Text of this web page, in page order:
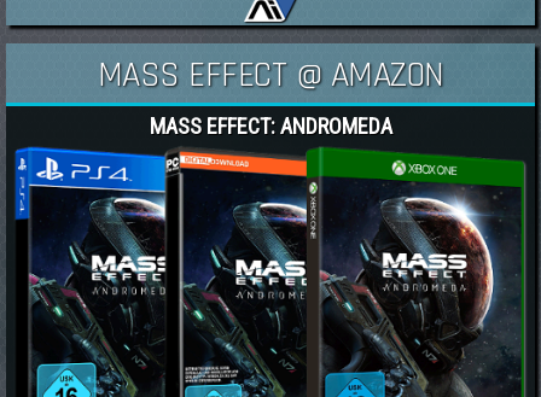
MASS EFFECT @ AMAZON
MASS EFFECT: ANDROMEDA